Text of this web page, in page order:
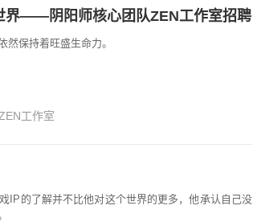
界——阴阳师核心团队ZEN工作室招聘
然保持着旺盛生命力。
ZEN工作室
IP的了解并不比他对这个世界的更多，他承认自己没